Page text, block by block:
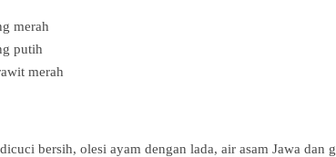
merah
putih
merah
bersih, olesi ayam dengan lada, air asam Jawa dan